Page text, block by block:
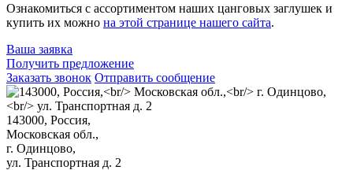
Ознакомиться с ассортиментом наших цанговых заглушек и
купить их можно на этой странице нашего сайта.
Ваша заявка
Получить предложение
Заказать звонок Отправить сообщение
143000, Россия,
Mосковская обл.,
г. Одинцово,
ул. Транспортная д. 2